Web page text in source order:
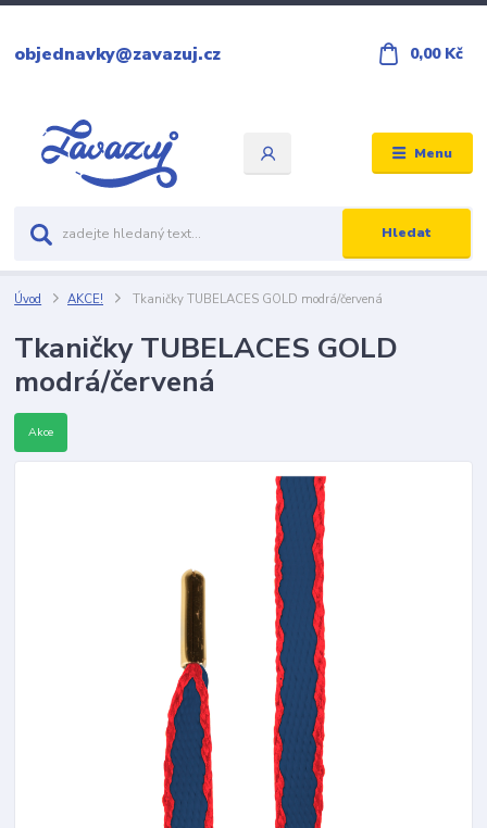
Menu
Hledat
objednavky@zavazuj.cz 0,00 Kč
Úvod AKCE! Tkaničky TUBELACES GOLD modrá/červená
Tkaničky TUBELACES GOLD
modrá/červená
Akce